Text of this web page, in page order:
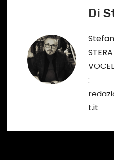
o
Di
:
t.it